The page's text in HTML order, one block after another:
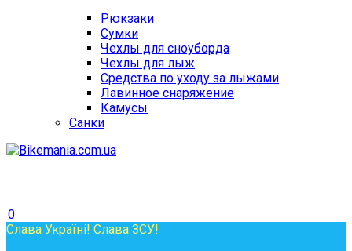
Рюкзаки
Сумки
Чехлы для сноуборда
Чехлы для лыж
Средства по уходу за лыжами
Лавинное снаряжение
Камусы
Санки
0
Слава Україні! Слава ЗСУ!